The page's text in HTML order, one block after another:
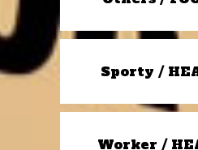
Sporty /
Worker /